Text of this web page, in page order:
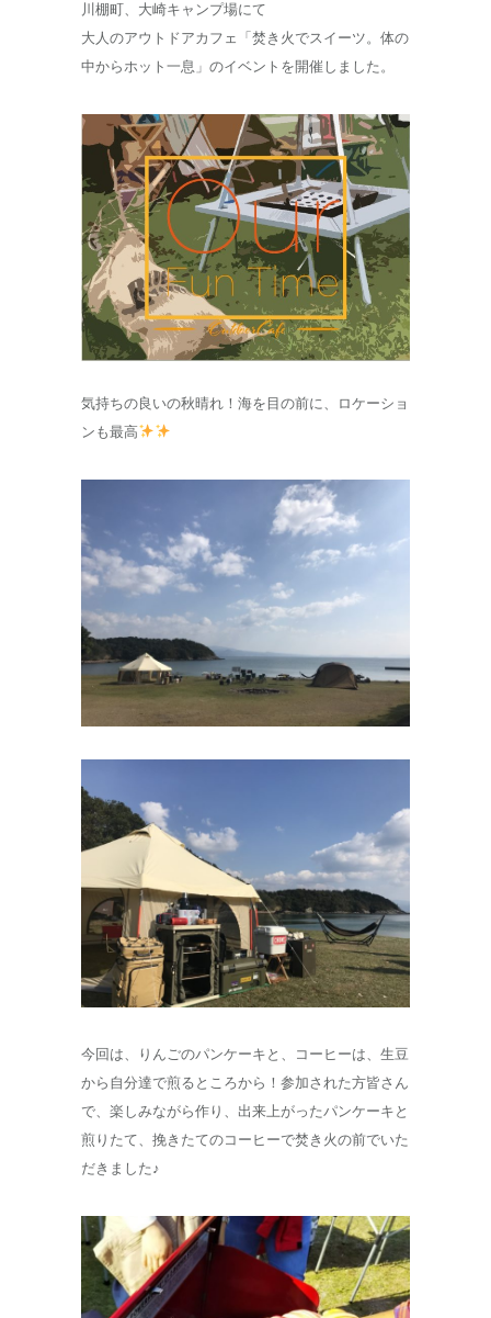
川棚町、大崎キャンプ場にて
大人のアウトドアカフェ「焚き火でスイーツ。体の
中からホット一息」のイベントを開催しました。
気持ちの良いの秋晴れ！海を目の前に、ロケーショ
ンも最高
今回は、りんごのパンケーキと、コーヒーは、生豆
から自分達で煎るところから！参加された方皆さん
で、楽しみながら作り、出来上がったパンケーキと
煎りたて、挽きたてのコーヒーで焚き火の前でいた
だきました♪